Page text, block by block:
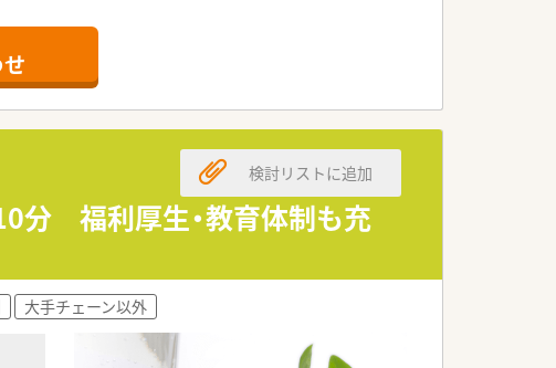
す。
です。ドラッグストアとして売上・利益・店
数が多い法人です。薬剤師の平均年齢は33
分 福利厚生・教育体制も充
検討リストに追加
大手チェーン以外